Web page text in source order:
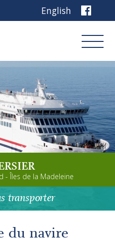
English
- Îles de la Madeleine
transporter
du navire